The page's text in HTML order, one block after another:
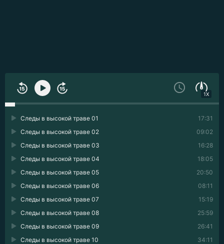
1X
17:31
Следы в высокой траве 01
09:02
Следы в высокой траве 02
16:28
Следы в высокой траве 03
18:05
Следы в высокой траве 04
20:50
Следы в высокой траве 05
08:11
Следы в высокой траве 06
15:19
Следы в высокой траве 07
25:59
Следы в высокой траве 08
26:41
Следы в высокой траве 09
34:11
Следы в высокой траве 10